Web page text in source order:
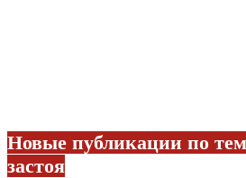
Новые публикации по
застоя